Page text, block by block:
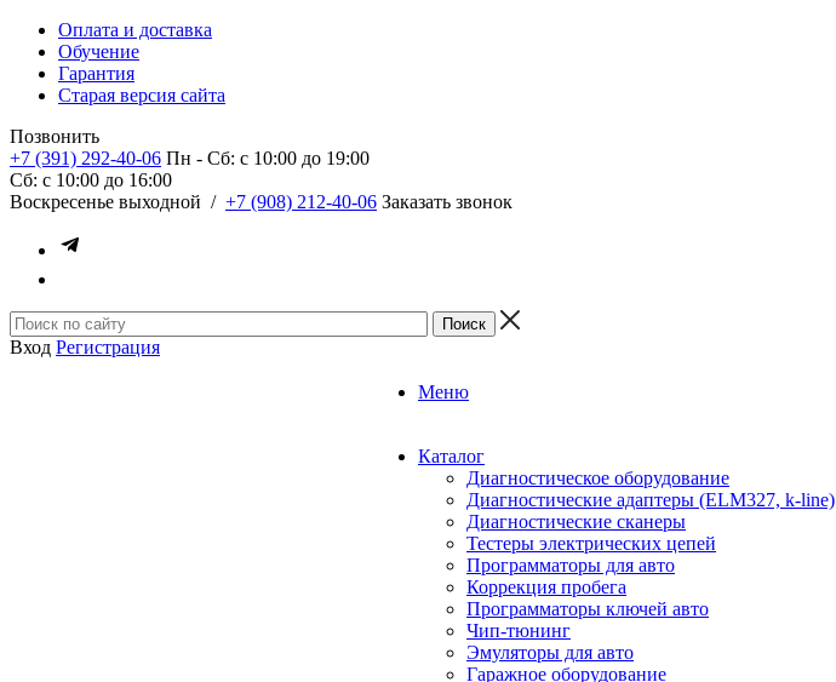
Оплата и доставка
Обучение
Гарантия
Старая версия сайта
Позвонить
+7 (391) 292-40-06 Пн - Сб: c 10:00 до 19:00
Сб: c 10:00 до 16:00
​Воскресенье выходной / +7 (908) 212-40-06 Заказать звонок
Вход Регистрация
Меню
Каталог
Диагностическое оборудование
Диагностические адаптеры (ELM327, k-line)
Диагностические сканеры
Тестеры электрических цепей
Программаторы для авто
Коррекция пробега
Программаторы ключей авто
Чип-тюнинг
Эмуляторы для авто
Гаражное оборудование